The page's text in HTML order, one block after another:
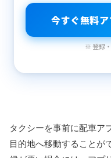
今すぐ無料
※ 登録
タクシーを事前に配車ア
目的地へ移動することが